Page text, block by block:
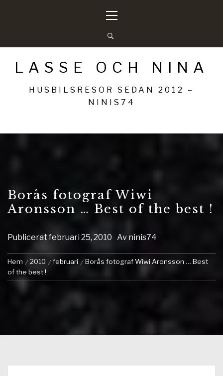
meny
LASSE OCH NINA
HUSBILSRESOR SEDAN 2012 –
NINIS74
Borås fotograf Wiwi
Aronsson … Best of the best !
Publicerat februari 25, 2010 Av ninis74
Hem 2010 februari
Borås fotograf Wiwi Aronsson … Best
of the best !